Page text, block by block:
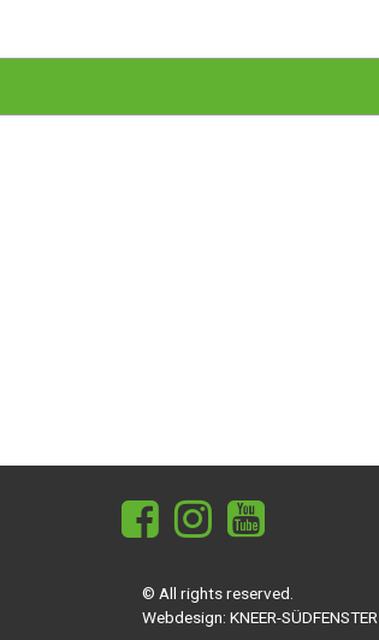
© All rights reserved.
Webdesign: KNEER-SÜDFENSTER